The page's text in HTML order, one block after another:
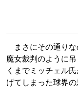
まさにその通りな
魔女裁判のように
くまでミッチェル
げてしまった球界